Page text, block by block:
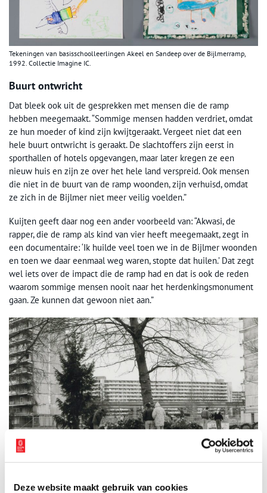
Deze website maakt gebruik van cookies
Tekeningen van basisschoolleerlingen Akeel en Sandeep over de Bijlmerramp,
1992. Collectie Imagine IC.
Buurt ontwricht
Dat bleek ook uit de gesprekken met mensen die de ramp
hebben meegemaakt. “Sommige mensen hadden verdriet, omdat
ze hun moeder of kind zijn kwijtgeraakt. Vergeet niet dat een
hele buurt ontwricht is geraakt. De slachtoffers zijn eerst in
sporthallen of hotels opgevangen, maar later kregen ze een
nieuw huis en zijn ze over het hele land verspreid. Ook mensen
die niet in de buurt van de ramp woonden, zijn verhuisd, omdat
ze zich in de Bijlmer niet meer veilig voelden.”
Kuijten geeft daar nog een ander voorbeeld van: “Akwasi, de
rapper, die de ramp als kind van vier heeft meegemaakt, zegt in
een documentaire: ‘Ik huilde veel toen we in de Bijlmer woonden
en toen we daar eenmaal weg waren, stopte dat huilen.’ Dat zegt
wel iets over de impact die de ramp had en dat is ook de reden
waarom sommige mensen nooit naar het herdenkingsmonument
gaan. Ze kunnen dat gewoon niet aan.”